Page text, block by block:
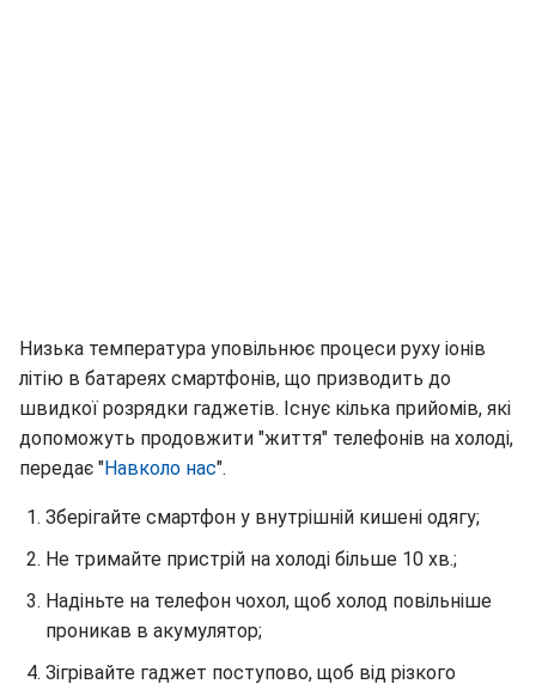
Низька температура уповільнює процеси руху іонів
літію в батареях смартфонів, що призводить до
швидкої розрядки гаджетів. Існує кілька прийомів, які
допоможуть продовжити "життя" телефонів на холоді,
передає "Навколо нас".
Зберігайте смартфон у внутрішній кишені одягу;
Не тримайте пристрій на холоді більше 10 хв.;
Надіньте на телефон чохол, щоб холод повільніше
проникав в акумулятор;
Зігрівайте гаджет поступово, щоб від різкого